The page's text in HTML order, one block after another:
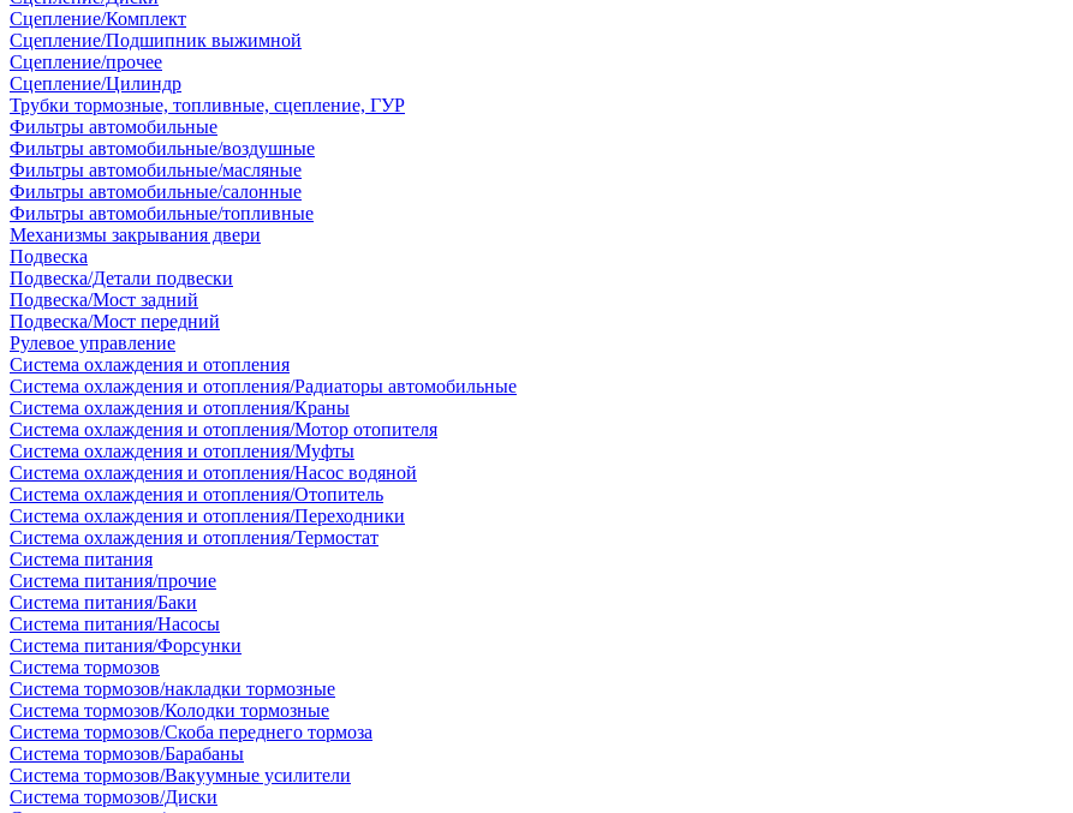
Сцепление/Комплект
Сцепление/Подшипник выжимной
Сцепление/прочее
Сцепление/Цилиндр
Трубки тормозные, топливные, сцепление, ГУР
Фильтры автомобильные
Фильтры автомобильные/воздушные
Фильтры автомобильные/масляные
Фильтры автомобильные/салонные
Фильтры автомобильные/топливные
Механизмы закрывания двери
Подвеска
Подвеска/Детали подвески
Подвеска/Мост задний
Подвеска/Мост передний
Рулевое управление
Система охлаждения и отопления
Система охлаждения и отопления/Радиаторы автомобильные
Система охлаждения и отопления/Краны
Система охлаждения и отопления/Мотор отопителя
Система охлаждения и отопления/Муфты
Система охлаждения и отопления/Насос водяной
Система охлаждения и отопления/Отопитель
Система охлаждения и отопления/Переходники
Система охлаждения и отопления/Термостат
Система питания
Система питания/прочие
Система питания/Баки
Система питания/Насосы
Система питания/Форсунки
Система тормозов
Система тормозов/накладки тормозные
Система тормозов/Колодки тормозные
Система тормозов/Скоба переднего тормоза
Система тормозов/Барабаны
Система тормозов/Вакуумные усилители
Система тормозов/Диски